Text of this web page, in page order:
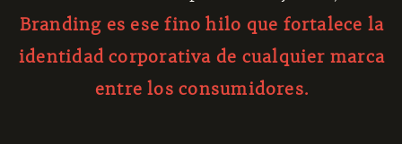
Branding es ese fino hilo que fortalece la
identidad corporativa de cualquier marca
entre los consumidores.